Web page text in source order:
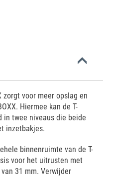
zorgt voor meer opslag en
Hiermee kan de T-
in twee niveaus die beide
inzetbakjes.
binnenruimte van de T-
voor het uitrusten met
31 mm. Verwijder